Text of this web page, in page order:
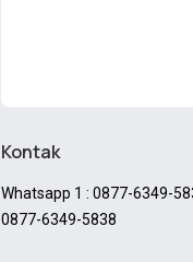
Kontak
Whatsapp 1 : 0877-6349-
0877-6349-5838